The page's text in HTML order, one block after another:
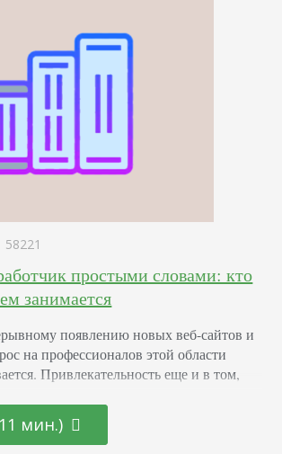
58221
простыми словами: кто
занимается
появлению новых веб-сайтов и
на профессионалов этой области
Привлекательность еще и в том,
и для тех, кто находится на стадии
карьерного пути и готов начать все с
мин.)